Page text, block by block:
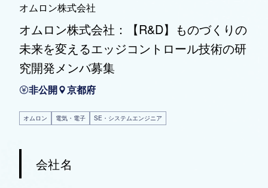
オムロン株式会社
オムロン株式会社：【R&D】ものづくりの
未来を変えるエッジコントロール技術の研
究開発メンバ募集
非公開 京都府
オムロン 電気・電子 SE・システムエンジニア
会社名